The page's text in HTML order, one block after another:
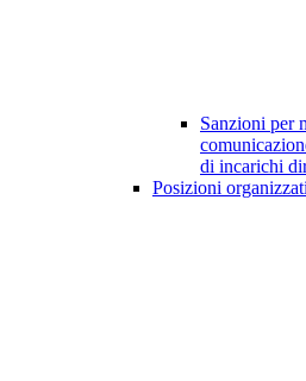
Sanzioni per
di incarichi
Posizioni